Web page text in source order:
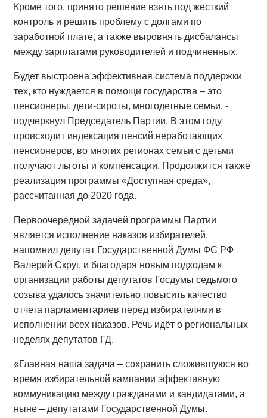
Кроме того, принято решение взять под жесткий
контроль и решить проблему с долгами по
заработной плате, а также выровнять дисбалансы
между зарплатами руководителей и подчиненных.
Будет выстроена эффективная система поддержки
тех, кто нуждается в помощи государства – это
пенсионеры, дети-сироты, многодетные семьи, -
подчеркнул Председатель Партии. В этом году
происходит индексация пенсий неработающих
пенсионеров, во многих регионах семьи с детьми
получают льготы и компенсации. Продолжится также
реализация программы «Доступная среда»,
рассчитанная до 2020 года.
Первоочередной задачей программы Партии
является исполнение наказов избирателей,
напомнил депутат Государственной Думы ФС РФ
Валерий Скруг, и благодаря новым подходам к
организации работы депутатов Госдумы седьмого
созыва удалось значительно повысить качество
отчета парламентариев перед избирателями в
исполнении всех наказов. Речь идёт о региональных
неделях депутатов ГД.
«Главная наша задача – сохранить сложившуюся во
время избирательной кампании эффективную
коммуникацию между гражданами и кандидатами, а
ныне – депутатами Государственной Думы.